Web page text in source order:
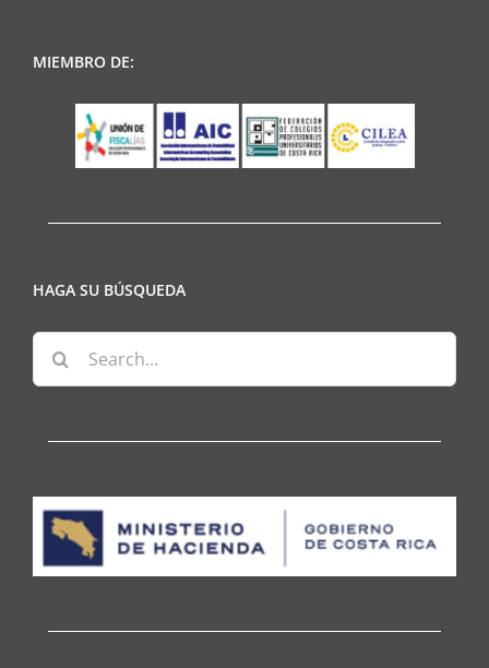
MIEMBRO DE:
HAGA SU BÚSQUEDA
Search
for: